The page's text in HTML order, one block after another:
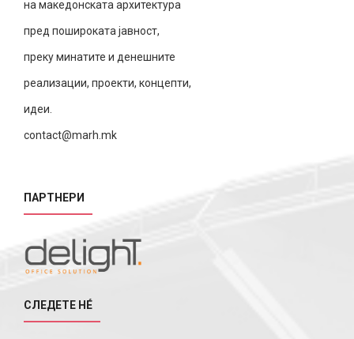
на македонската архитектура
пред пошироката јавност,
преку минатите и денешните
реализации, проекти, концепти,
идеи.
contact@marh.mk
ПАРТНЕРИ
СЛЕДЕТЕ НÉ